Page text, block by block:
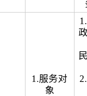
1.服务对
象